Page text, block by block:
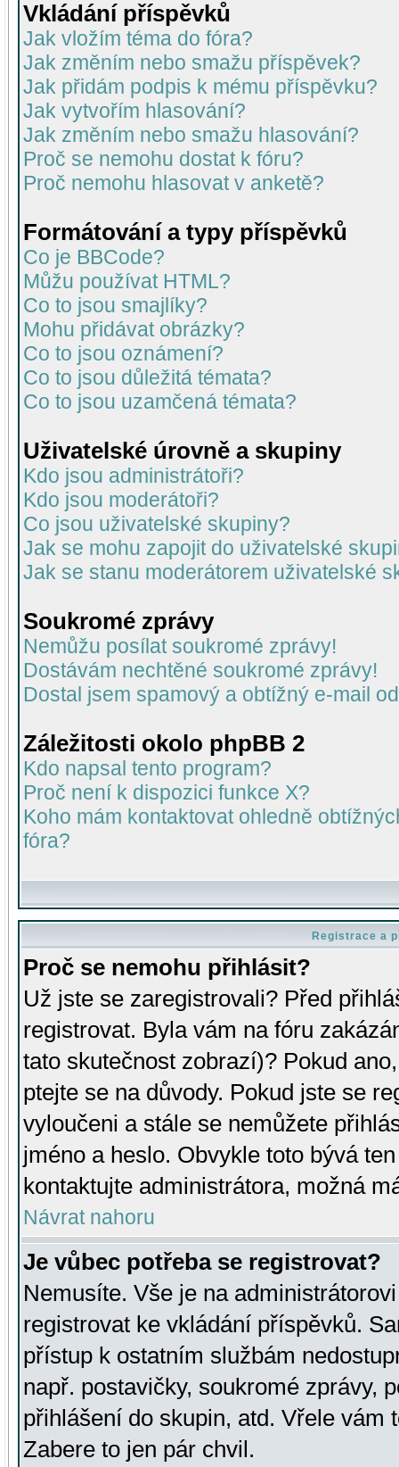
Vkládání příspěvků
Jak vložím téma do fóra?
Jak změním nebo smažu příspěvek?
Jak přidám podpis k mému příspěvku?
Jak vytvořím hlasování?
Jak změním nebo smažu hlasování?
Proč se nemohu dostat k fóru?
Proč nemohu hlasovat v anketě?
Formátování a typy příspěvků
Co je BBCode?
Můžu používat HTML?
Co to jsou smajlíky?
Mohu přidávat obrázky?
Co to jsou oznámení?
Co to jsou důležitá témata?
Co to jsou uzamčená témata?
Uživatelské úrovně a skupiny
Kdo jsou administrátoři?
Kdo jsou moderátoři?
Co jsou uživatelské skupiny?
Jak se mohu zapojit do uživatelské
Jak se stanu moderátorem uživatelské
Soukromé zprávy
Nemůžu posílat soukromé zprávy!
Dostávám nechtěné soukromé zprávy!
Dostal jsem spamový a obtížný e-mail
Záležitosti okolo phpBB 2
Kdo napsal tento program?
Proč není k dispozici funkce X?
Koho mám kontaktovat ohledně
fóra?
Registrace a
Proč se nemohu přihlásit?
Už jste se zaregistrovali? Před
registrovat. Byla vám na fóru
tato skutečnost zobrazí)? Pokud
ptejte se na důvody. Pokud jste se
vyloučeni a stále se nemůžete
jméno a heslo. Obvykle toto bývá
kontaktujte administrátora, možná
Návrat nahoru
Je vůbec potřeba se registrovat?
Nemusíte. Vše je na
registrovat ke vkládání příspěvků.
přístup k ostatním službám
např. postavičky, soukromé zprávy,
přihlášení do skupin, atd. Vřele vám
Zabere to jen pár chvil.